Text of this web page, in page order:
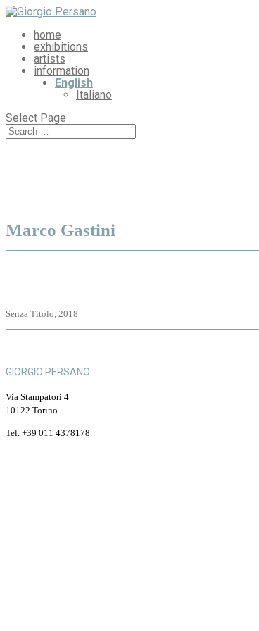
home
exhibitions
artists
information
English
Italiano
Select Page
Marco Gastini
Senza Titolo, 2018
GIORGIO PERSANO
Via Stampatori 4
10122 Torino
Tel. +39 011 4378178